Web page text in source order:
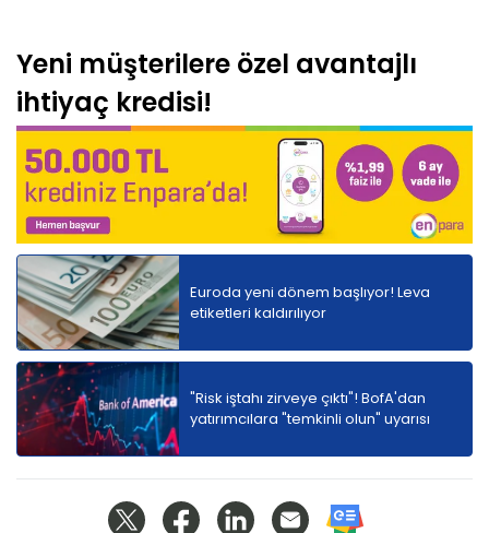
Yeni müşterilere özel avantajlı
ihtiyaç kredisi!
Euroda yeni dönem başlıyor! Leva
etiketleri kaldırılıyor
"Risk iştahı zirveye çıktı"! BofA'dan
yatırımcılara "temkinli olun" uyarısı